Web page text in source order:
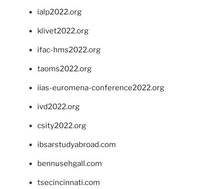
ialp2022.org
klivet2022.org
ifac-hms2022.org
taoms2022.org
iias-euromena-conference2022.org
ivd2022.org
csity2022.org
ibsarstudyabroad.com
bennusehgall.com
tsecincinnati.com